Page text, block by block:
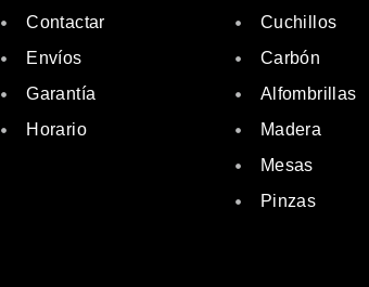
Contactar
Envíos
Garantía
Horario
Cuchillos
Carbón
Alfombrillas
Madera
Mesas
Pinzas